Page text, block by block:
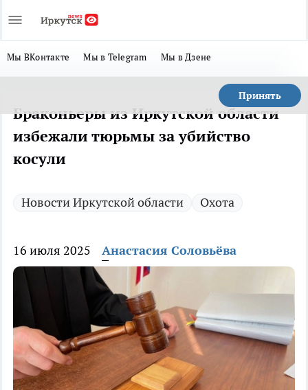
Мы ВКонтакте Мы в Telegram Мы в Дзене
Принять
Браконьеры из Иркутской области
избежали тюрьмы за убийство
косули
Новости Иркутской области Охота
16 июля 2025 Анастасия Соловьёва